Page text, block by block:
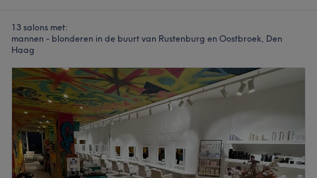
13 salons met:
mannen - blonderen in de buurt van Rustenburg en Oostbroek, Den
Haag